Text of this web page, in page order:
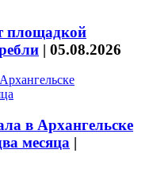
площадкой
| 05.08.2026
в Архангельске
месяца |